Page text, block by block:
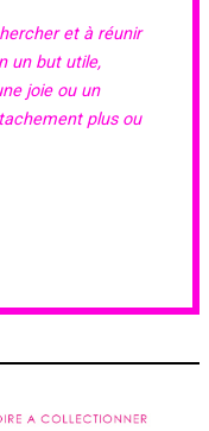
et à réunir
un but utile,
joie ou un
plus ou